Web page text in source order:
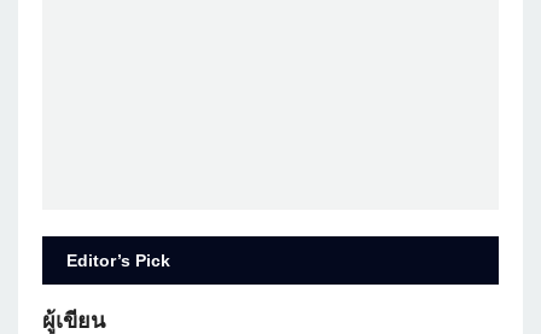
Editor’s Pick
ผู้เขียน